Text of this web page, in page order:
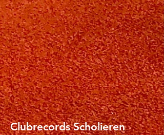
Clubrecords Scholieren